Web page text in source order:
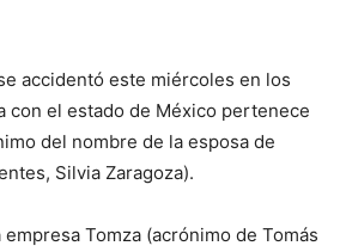
accidentó este miércoles en los
con el estado de México pertenece
del nombre de la esposa de
Silvia Zaragoza).
Tomza (acrónimo de Tomás